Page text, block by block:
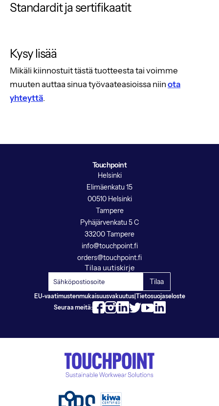
Standardit ja sertifikaatit
Kysy lisää
Mikäli kiinnostuit tästä tuotteesta tai voimme
muuten auttaa sinua työvaateasioissa niin ota
yhteyttä.
Touchpoint
Helsinki
Elimäenkatu 15
00510 Helsinki
Tampere
Pyhäjärvenkatu 5 C
33200 Tampere
info@touchpoint.fi
orders@touchpoint.fi
Tilaa uutiskirje
EU-vaatimustenmukaisuusvakuutus| Tietosuojaseloste
Seuraa meitä: